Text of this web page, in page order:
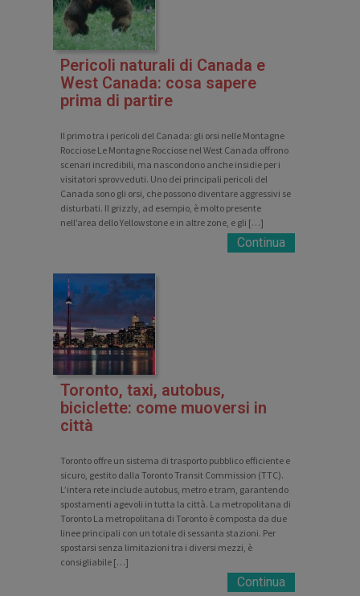
Pericoli naturali di Canada e
West Canada: cosa sapere
prima di partire
Il primo tra i pericoli del Canada: gli orsi nelle Montagne
Rocciose Le Montagne Rocciose nel West Canada offrono
scenari incredibili, ma nascondono anche insidie per i
visitatori sprovveduti. Uno dei principali pericoli del
Canada sono gli orsi, che possono diventare aggressivi se
disturbati. Il grizzly, ad esempio, è molto presente
nell’area dello Yellowstone e in altre zone, e gli […]
Continua
Toronto, taxi, autobus,
biciclette: come muoversi in
città
Toronto offre un sistema di trasporto pubblico efficiente e
sicuro, gestito dalla Toronto Transit Commission (TTC).
L’intera rete include autobus, metro e tram, garantendo
spostamenti agevoli in tutta la città. La metropolitana di
Toronto La metropolitana di Toronto è composta da due
linee principali con un totale di sessanta stazioni. Per
spostarsi senza limitazioni tra i diversi mezzi, è
consigliabile […]
Continua